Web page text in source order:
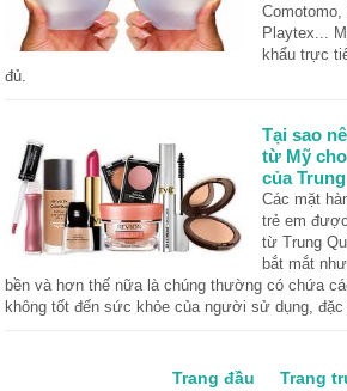
Comotomo,
Playtex...
khẩu trực
đủ.
Tại sao
từ Mỹ
của
Các mặt
trẻ em
từ Trung
bắt mắt
bền và hơn thế nữa là chúng thường có chứa
không tốt đến sức khỏe của người sử dụng, đặc
Trang đầu Trang